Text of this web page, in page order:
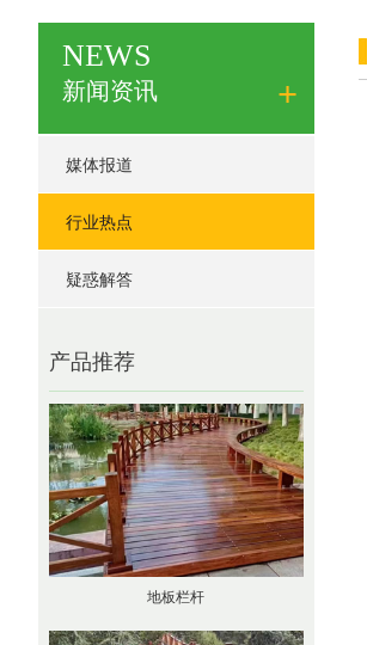
NEWS
新闻资讯 +
媒体报道
行业热点
疑惑解答
产品推荐
地板栏杆